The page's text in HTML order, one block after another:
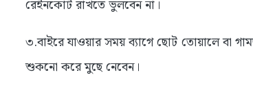
রেইনকোট রাখতে ভুলবেন না।
৩.বাইরে যাওয়ার সময় ব্যাগে ছোট তোয়ালে বা
শুকনো করে মুছে নেবেন।